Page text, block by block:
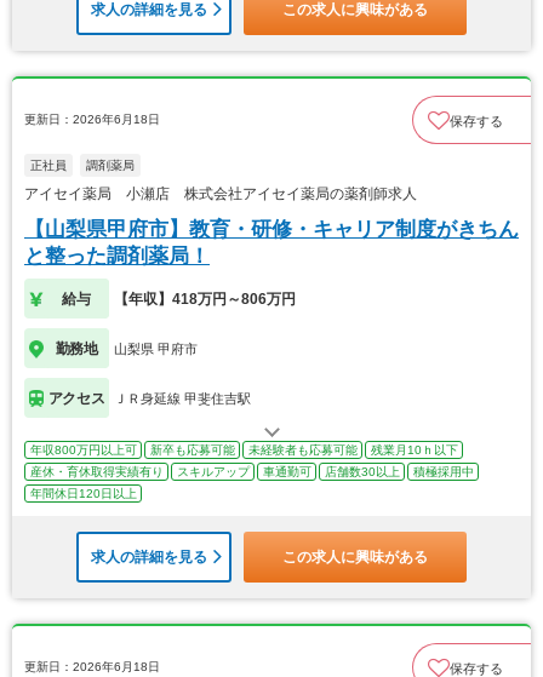
求人の詳細を見る この求人に興味がある
更新日：2026年6月18日 保存する
正社員 調剤薬局
アイセイ薬局 小瀬店 株式会社アイセイ薬局の薬剤師求人
【山梨県甲府市】教育・研修・キャリア制度がきちん
と整った調剤薬局！
給与 【年収】418万円～806万円
勤務地 山梨県 甲府市
アクセス ＪＲ身延線 甲斐住吉駅
年収800万円以上可 新卒も応募可能 未経験者も応募可能
残業月10ｈ以下
産休・育休取得実績有り
スキルアップ 車通勤可 店舗数30以上
積極採用中
年間休日120日以上
求人の詳細を見る この求人に興味がある
更新日：2026年6月18日 保存する